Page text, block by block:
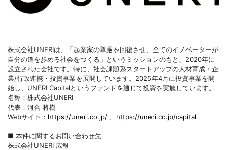
株式会社UNERIは、「起業家の尊厳を回復させ、全てのイノベーターが
自分の道を歩める社会をつくる」というミッションのもと、2020年に
設立された会社です。特に、社会課題系スタートアップの人材育成・企
業/行政連携・投資事業を展開しています。2025年4月に投資事業を開
始し、UNERI Capitalというファンドを通じて投資を実施しています。
名称：株式会社UNERI
代表：河合 将樹
Webサイト： https://uneri.co.jp/ https://uneri.co.jp/capital
■ 本件に関するお問い合わせ先
株式会社UNERI 広報